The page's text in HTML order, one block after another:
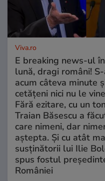
Viva.ro
E breaking news-ul
lună, dragi români!
acum câteva minute
cetățeni nici nu le
Fără ezitare, cu un
Traian Băsescu a
care nimeni, dar
aștepta. Și cu atât
susținătorii lui Ilie
spus fostul
României